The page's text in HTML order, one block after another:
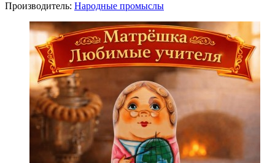
Производитель: Народные промыслы